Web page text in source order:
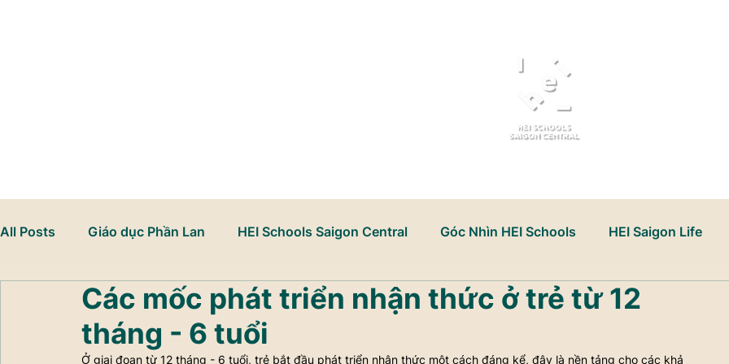
All Posts Giáo dục Phần Lan HEI Schools Saigon Central Góc Nhìn HEI Schools HEI Saigon Life
Mầm non song ngữ Học thông qua chơi Phát triển tư duy
Các mốc phát triển nhận thức ở trẻ từ 12
tháng - 6 tuổi
Ở giai đoạn từ 12 tháng - 6 tuổi, trẻ bắt đầu phát triển nhận thức một cách đáng kể, đây là nền tảng cho các khả